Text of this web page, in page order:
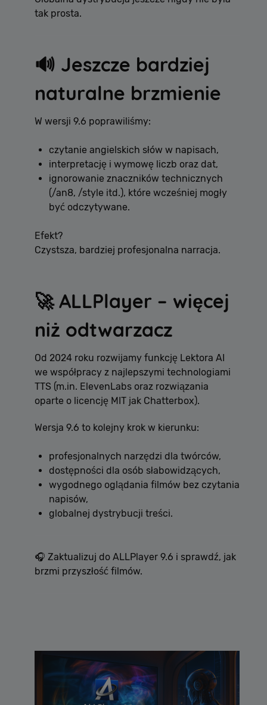
tak prosta.
🔊 Jeszcze bardziej
naturalne brzmienie
W wersji 9.6 poprawiliśmy:
czytanie angielskich słów w napisach,
interpretację i wymowę liczb oraz dat,
ignorowanie znaczników technicznych
(/an8, /style itd.), które wcześniej mogły
być odczytywane.
Efekt?
Czystsza, bardziej profesjonalna narracja.
🚀 ALLPlayer – więcej
niż odtwarzacz
Od 2024 roku rozwijamy funkcję Lektora AI
we współpracy z najlepszymi technologiami
TTS (m.in. ElevenLabs oraz rozwiązania
oparte o licencję MIT jak Chatterbox).
Wersja 9.6 to kolejny krok w kierunku:
profesjonalnych narzędzi dla twórców,
dostępności dla osób słabowidzących,
wygodnego oglądania filmów bez czytania
napisów,
globalnej dystrybucji treści.
🎧 Zaktualizuj do ALLPlayer 9.6 i sprawdź, jak
brzmi przyszłość filmów.